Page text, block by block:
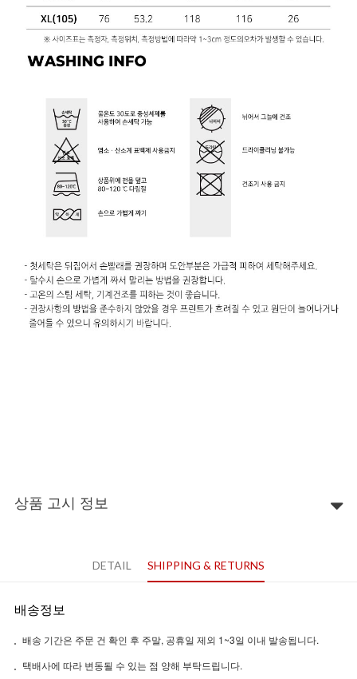
상품 고시 정보
DETAIL SHIPPING & RETURNS
배송정보
배송 기간은 주문 건 확인 후 주말, 공휴일 제외 1~3일 이내 발송됩니다.
택배사에 따라 변동될 수 있는 점 양해 부탁드립니다.